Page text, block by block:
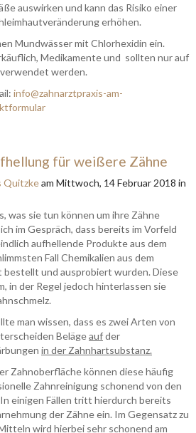
auswirken und kann das Risiko einer
erhöhen.
Mundwässer mit Chlorhexidin ein.
Medikamente und sollten nur auf
werden.
info@zahnarztpraxis-am-
für weißere Zähne
Quitzkeam Mittwoch, 14 Februar 2018 in
was sie tun können um ihre Zähne
im Gespräch, dass bereits im Vorfeld
aufhellende Produkte aus dem
Fall Chemikalien aus dem
und ausprobiert wurden. Diese
in der Regel jedoch hinterlassen sie
man wissen, dass es zwei Arten von
Belägeaufder
in der Zahnhartsubstanz.
Zahnoberfläche können diese häufig
Zahnreinigung schonend von den
einigen Fällen tritt hierdurch bereits
der Zähne ein. Im Gegensatz zu
wird hierbei sehr schonend am